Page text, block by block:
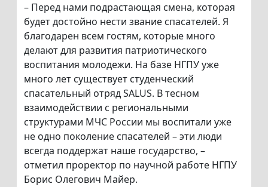
– Перед нами подрастающая смена, которая
будет достойно нести звание спасателей. Я
благодарен всем гостям, которые много
делают для развития патриотического
воспитания молодежи. На базе НГПУ уже
много лет существует студенческий
спасательный отряд SALUS. В тесном
взаимодействии с региональными
структурами МЧС России мы воспитали уже
не одно поколение спасателей – эти люди
всегда поддержат наше государство, –
отметил проректор по научной работе НГПУ
Борис Олегович Майер.